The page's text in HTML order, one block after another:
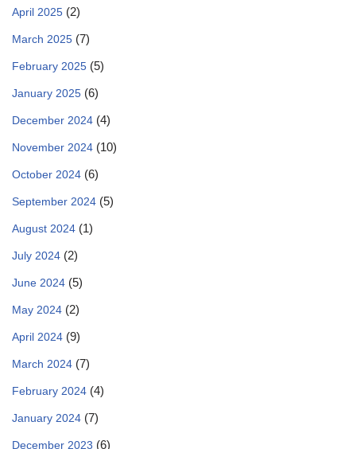
April 2025 (2)
March 2025 (7)
February 2025 (5)
January 2025 (6)
December 2024 (4)
November 2024 (10)
October 2024 (6)
September 2024 (5)
August 2024 (1)
July 2024 (2)
June 2024 (5)
May 2024 (2)
April 2024 (9)
March 2024 (7)
February 2024 (4)
January 2024 (7)
December 2023 (6)